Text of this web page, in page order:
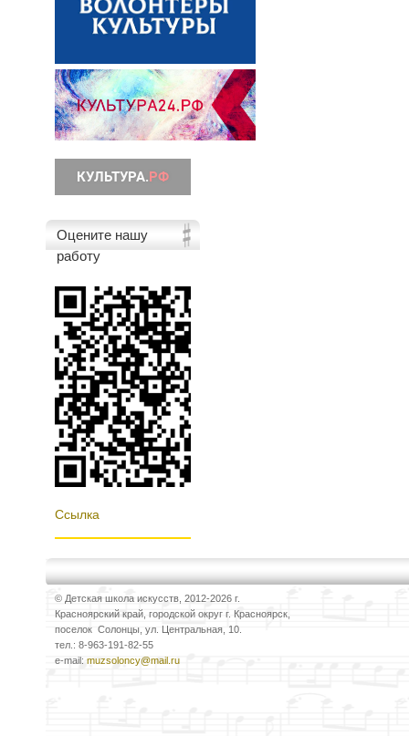
Оцените нашу
работу
Ссылка
© Детская школа искусств, 2012-2026 г.
Красноярский край, городской округ г. Красноярск,
поселок Солонцы, ул. Центральная, 10.
тел.: 8-963-191-82-55
e-mail: muzsoloncy@mail.ru